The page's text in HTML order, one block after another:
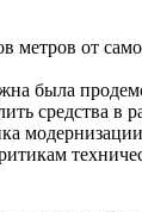
метров от
была
средства в